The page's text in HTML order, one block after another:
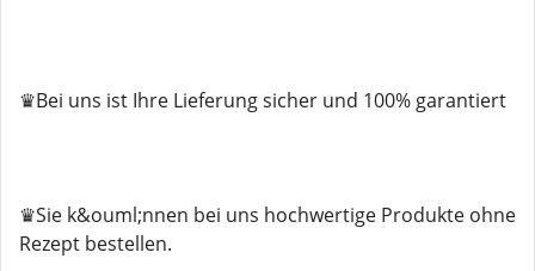
♛Bei uns ist Ihre Lieferung sicher und 100% garantiert
♛Sie k&ouml;nnen bei uns hochwertige Produkte ohne
Rezept bestellen.